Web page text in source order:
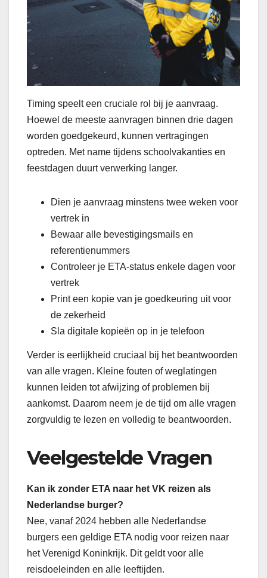
Timing speelt een cruciale rol bij je aanvraag.
Hoewel de meeste aanvragen binnen drie dagen
worden goedgekeurd, kunnen vertragingen
optreden. Met name tijdens schoolvakanties en
feestdagen duurt verwerking langer.
Dien je aanvraag minstens twee weken voor
vertrek in
Bewaar alle bevestigingsmails en
referentienummers
Controleer je ETA-status enkele dagen voor
vertrek
Print een kopie van je goedkeuring uit voor
de zekerheid
Sla digitale kopieën op in je telefoon
Verder is eerlijkheid cruciaal bij het beantwoorden
van alle vragen. Kleine fouten of weglatingen
kunnen leiden tot afwijzing of problemen bij
aankomst. Daarom neem je de tijd om alle vragen
zorgvuldig te lezen en volledig te beantwoorden.
Veelgestelde Vragen
Kan ik zonder ETA naar het VK reizen als
Nederlandse burger?
Nee, vanaf 2024 hebben alle Nederlandse
burgers een geldige ETA nodig voor reizen naar
het Verenigd Koninkrijk. Dit geldt voor alle
reisdoeleinden en alle leeftijden.